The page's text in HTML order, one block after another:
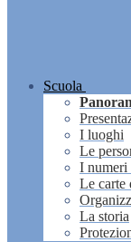
Scuola
I luoghi
Le
I numeri
Le carte
La storia